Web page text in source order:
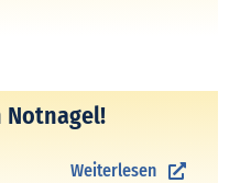
Notnagel!
Weiterlesen